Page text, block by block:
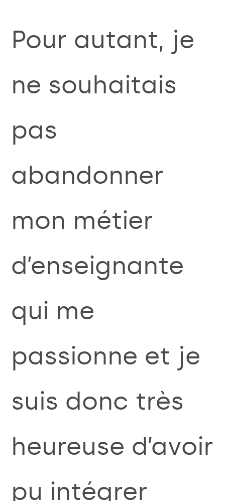
Pour autant, je
ne souhaitais
pas
abandonner
mon métier
d’enseignante
qui me
passionne et je
suis donc très
heureuse d’avoir
pu intégrer